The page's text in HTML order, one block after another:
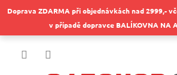
naDoprava ZDARMA při objednávkách nad 2999,-
v případě dopravce BALÍKOVNA NA